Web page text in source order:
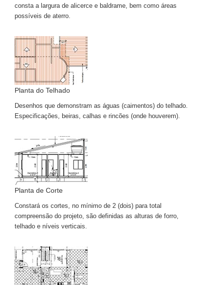
consta a largura de alicerce e baldrame, bem como áreas
possíveis de aterro.
Planta do Telhado
Desenhos que demonstram as águas (caimentos) do telhado.
Especificações, beiras, calhas e rincões (onde houverem).
Planta de Corte
Constará os cortes, no mínimo de 2 (dois) para total
compreensão do projeto, são definidas as alturas de forro,
telhado e níveis verticais.